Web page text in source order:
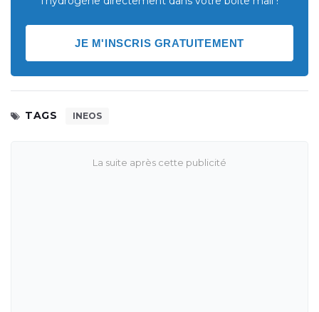
JE M'INSCRIS GRATUITEMENT
TAGS INEOS